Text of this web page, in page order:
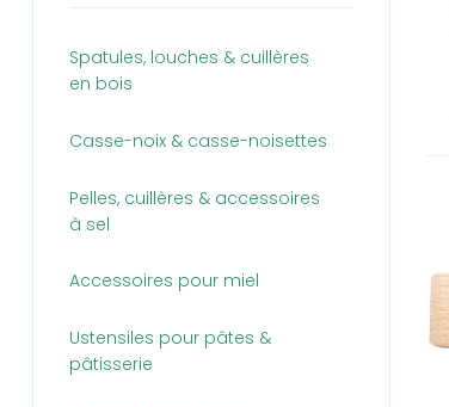
Spatules, louches & cuillères
en bois
Casse-noix & casse-noisettes
Pelles, cuillères & accessoires
à sel
Accessoires pour miel
Ustensiles pour pâtes &
pâtisserie